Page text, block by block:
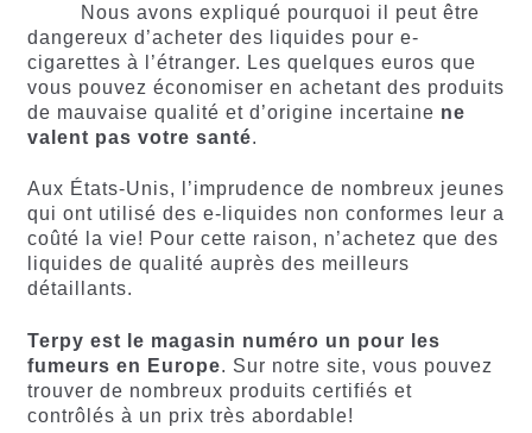
Nous avons expliqué pourquoi il peut être
dangereux d’acheter des liquides pour e-
cigarettes à l’étranger. Les quelques euros que
vous pouvez économiser en achetant des produits
de mauvaise qualité et d’origine incertaine ne
valent pas votre santé.
Aux États-Unis, l’imprudence de nombreux jeunes
qui ont utilisé des e-liquides non conformes leur a
coûté la vie! Pour cette raison, n’achetez que des
liquides de qualité auprès des meilleurs
détaillants.
Terpy est le magasin numéro un pour les
fumeurs en Europe. Sur notre site, vous pouvez
trouver de nombreux produits certifiés et
contrôlés à un prix très abordable!